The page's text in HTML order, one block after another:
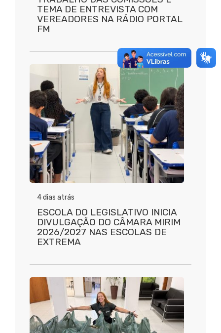
TEMA DE ENTREVISTA COM
VEREADORES NA RÁDIO PORTAL
FM
4 dias atrás
ESCOLA DO LEGISLATIVO INICIA
DIVULGAÇÃO DO CÂMARA MIRIM
2026/2027 NAS ESCOLAS DE
EXTREMA